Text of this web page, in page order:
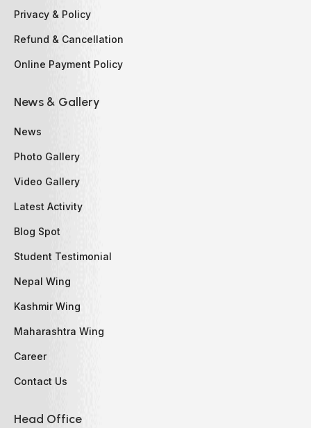
Privacy & Policy
Refund & Cancellation
Online Payment Policy
News & Gallery
News
Photo Gallery
Video Gallery
Latest Activity
Blog Spot
Student Testimonial
Nepal Wing
Kashmir Wing
Maharashtra Wing
Career
Contact Us
Head Office